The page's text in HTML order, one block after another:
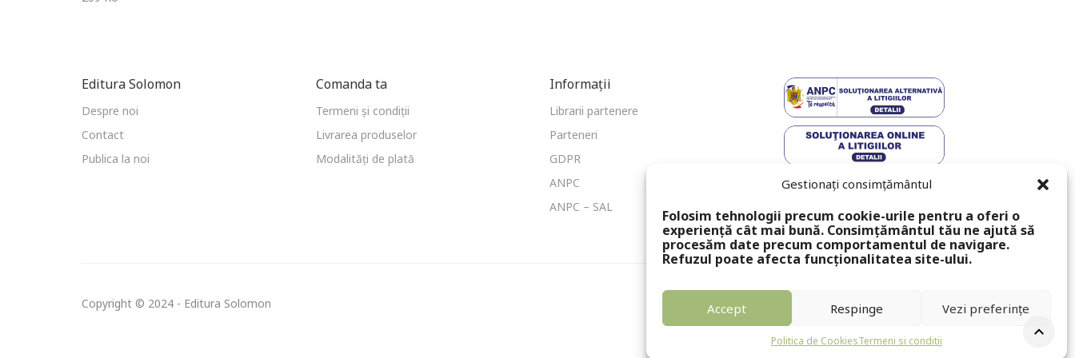
Gestionați consimțământul
Folosim tehnologii precum cookie-urile pentru a oferi o
experiență cât mai bună. Consimțământul tău ne ajută să
procesăm date precum comportamentul de navigare.
Refuzul poate afecta funcționalitatea site-ului.
Accept Respinge Vezi preferințe
Politica de CookiesTermeni si conditii
Editura Solomon
Despre noi
Contact
Publica la noi
Comanda ta
Termeni și condiții
Livrarea produselor
Modalități de plată
Informații
Librarii partenere
Parteneri
GDPR
ANPC
ANPC – SAL
Copyright © 2024 - Editura Solomon